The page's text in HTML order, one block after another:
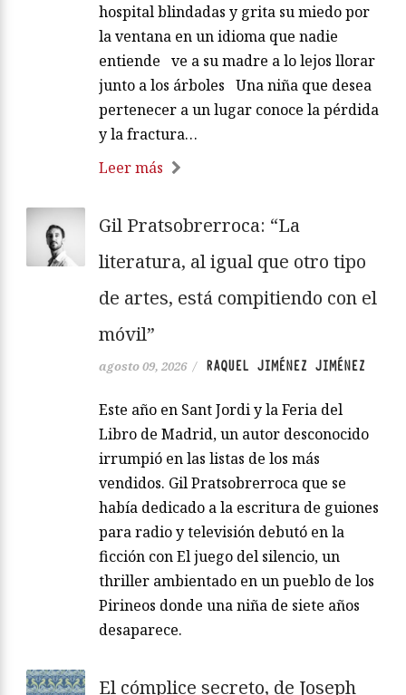
hospital blindadas y grita su miedo por
la ventana en un idioma que nadie
entiende ve a su madre a lo lejos llorar
junto a los árboles Una niña que desea
pertenecer a un lugar conoce la pérdida
y la fractura…
Leer más
Gil Pratsobrerroca: “La
literatura, al igual que otro tipo
de artes, está compitiendo con el
móvil”
agosto 09, 2026 / RAQUEL JIMÉNEZ JIMÉNEZ
Este año en Sant Jordi y la Feria del
Libro de Madrid, un autor desconocido
irrumpió en las listas de los más
vendidos. Gil Pratsobrerroca que se
había dedicado a la escritura de guiones
para radio y televisión debutó en la
ficción con El juego del silencio, un
thriller ambientado en un pueblo de los
Pirineos donde una niña de siete años
desaparece.
El cómplice secreto, de Joseph